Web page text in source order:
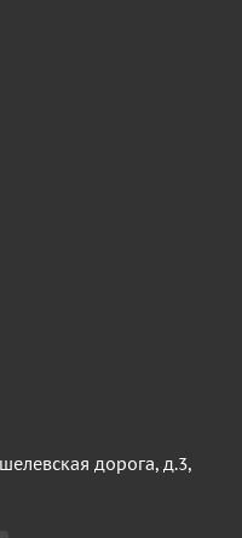
дорога, д.3,